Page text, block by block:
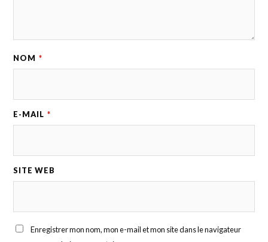
NOM *
E-MAIL *
SITE WEB
Enregistrer mon nom, mon e-mail et mon site dans le navigateur